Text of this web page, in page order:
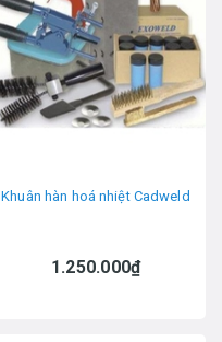
Khuân hàn hoá nhiệt Cadweld
1.250.000₫